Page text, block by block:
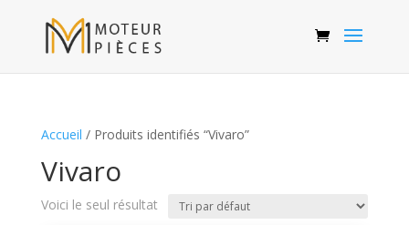
Accueil / Produits identifiés “Vivaro”
Vivaro
Voici le seul résultat